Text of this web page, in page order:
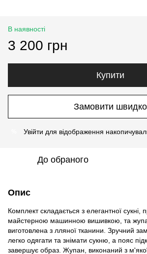
В наявності
3 200 грн
Купити
Замовити швидко
Увійти для відображення
До обраного
Опис
Комплект складається з елегантної сукні,
майстерною машинною вишивкою, та
виготовлена з лляної тканини. Зручний
легко одягати та знімати сукню, а пояс
завершує образ. Жупан, виконаний з